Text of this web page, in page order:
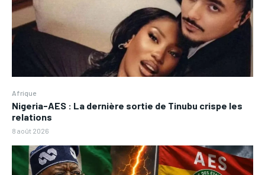
Afrique
Nigeria-AES : La dernière sortie de Tinubu crispe les
relations
8 août 2026